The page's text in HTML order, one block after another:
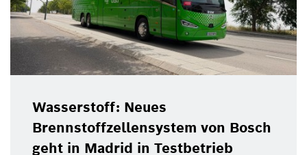
Neues
von Bosch
in Testbetrieb
als